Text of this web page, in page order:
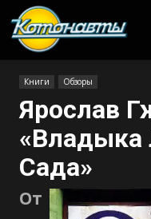
Книги Обзоры
Ярослав
«Владыка
Сада»
От